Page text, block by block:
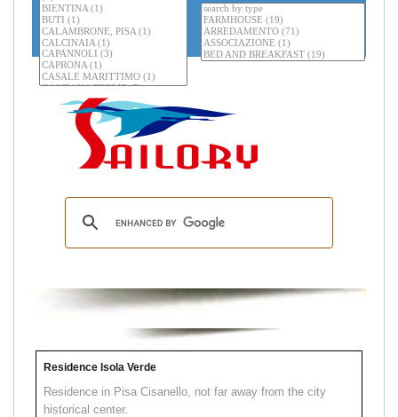
Residence Isola Verde
Residence in Pisa Cisanello, not far away from the city
historical center.